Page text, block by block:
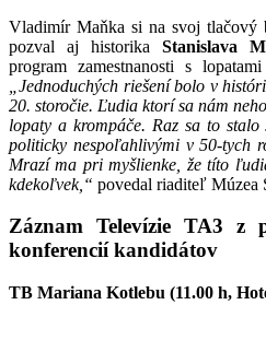
Vladimír Maňka si na svoj tlačový
pozval aj historika Stanislava
program zamestnanosti s
„Jednoduchých riešení bolo v
20. storočie. Ľudia ktorí sa nám
lopaty a krompáče. Raz sa to
politicky nespoľahlivými v 50-tych
Mrazí ma pri myšlienke, že títo
kdekoľvek,“ povedal riaditeľ Múzea
Záznam Televízie TA3 z
konferencií kandidátov
TB Mariana Kotlebu (11.00 h,